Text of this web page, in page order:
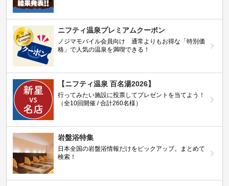
ニフティ温泉プレミアムクーポン
ノジマモバイル会員向け 通常よりもお得な「特別価
格」で人気の温泉を満喫できる！
【ニフティ温泉 百名湯2026】
行ってみたい施設に投票してプレゼントを当てよう！
（全10回開催 / 合計260名様）
岩盤浴特集
日本全国の岩盤浴情報だけをピックアップ。まとめて
検索！